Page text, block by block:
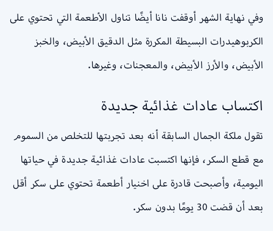
وفي نهاية الشهر أوقفت نانا أيضًا تناول الأطعمة التي تحتوي على
الكربوهيدرات البسيطة المكررة مثل الدقيق الأبيض، والخبز
الأبيض، والأرز الأبيض، والمعجنات، وغيرها.
اكتساب عادات غذائية جديدة
تقول ملكة الجمال السابقة أنه بعد تجربتها للتخلص من السموم
مع قطع السكر، فإنها اكتسبت عادات غذائية جديدة في حياتها
اليومية، وأصبحت قادرة على اخنيار أطعمة تحتوي على سكر أقل
بعد أن قضت 30 يومًا بدون سكر.